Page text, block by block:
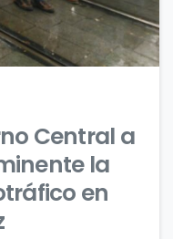
0
Central a
la
en